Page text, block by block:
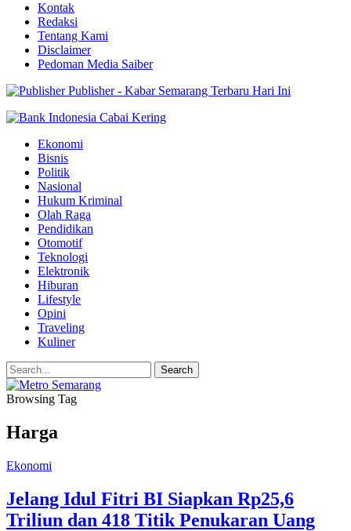
Kontak
Redaksi
Tentang Kami
Disclaimer
Pedoman Media Saiber
Publisher - Kabar Semarang Terbaru Hari Ini
Ekonomi
Bisnis
Politik
Nasional
Hukum Kriminal
Olah Raga
Pendidikan
Otomotif
Teknologi
Elektronik
Hiburan
Lifestyle
Opini
Traveling
Kuliner
Browsing Tag
Harga
Ekonomi
Jelang Idul Fitri BI Siapkan Rp25,6
Triliun dan 418 Titik Penukaran Uang